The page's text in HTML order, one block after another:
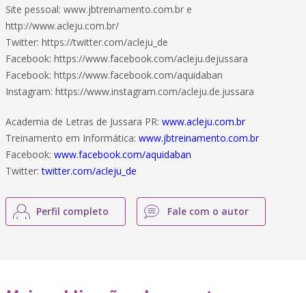
Site pessoal: www.jbtreinamento.com.br e
http://www.acleju.com.br/
Twitter: https://twitter.com/acleju_de
Facebook: https://www.facebook.com/acleju.dejussara
Facebook: https://www.facebook.com/aquidaban
Instagram: https://www.instagram.com/acleju.de.jussara
Academia de Letras de Jussara PR: www.acleju.com.br
Treinamento em Informática: www.jbtreinamento.com.br
Facebook: www.facebook.com/aquidaban
Twitter:twitter.com/acleju_de
Perfil completo Fale com o autor